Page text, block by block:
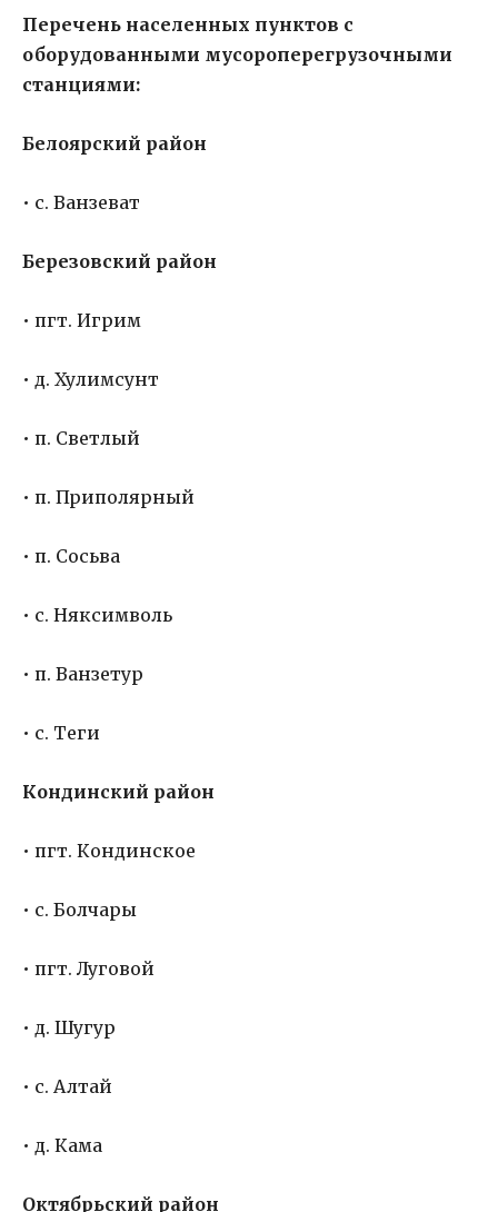
Перечень населенных пунктов с
оборудованными мусороперегрузочными
станциями:
Белоярский район
• с. Ванзеват
Березовский район
• пгт. Игрим
• д. Хулимсунт
• п. Светлый
• п. Приполярный
• п. Сосьва
• с. Няксимволь
• п. Ванзетур
• с. Теги
Кондинский район
• пгт. Кондинское
• с. Болчары
• пгт. Луговой
• д. Шугур
• с. Алтай
• д. Кама
Октябрьский район